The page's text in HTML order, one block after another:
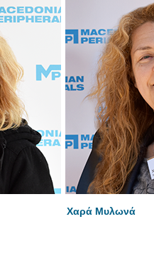
Χαρά Μυλωνά